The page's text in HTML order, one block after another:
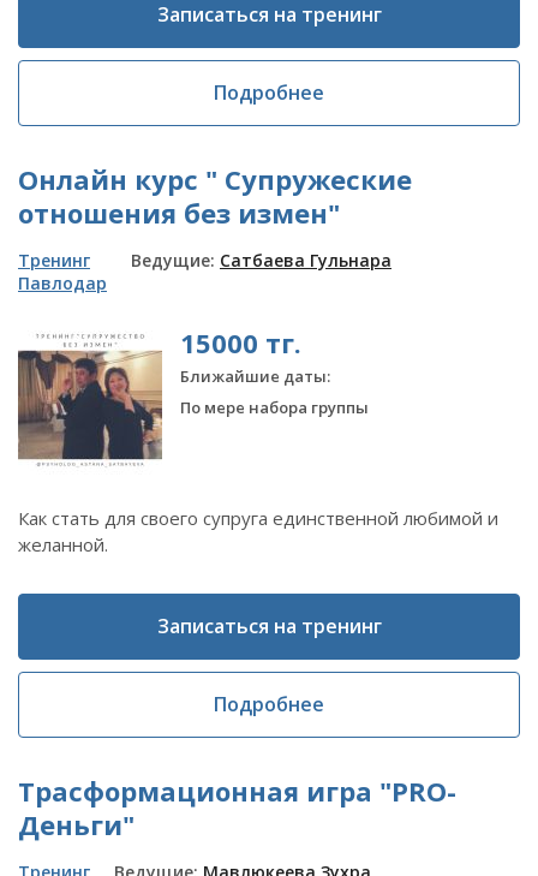
Записаться на тренинг
Подробнее
Онлайн курс " Супружеские
отношения без измен"
Тренинг
Павлодар
Ведущие: Сатбаева Гульнара
15000 тг.
Ближайшие даты:
По мере набора группы
Как стать для своего супруга единственной любимой и
желанной.
Записаться на тренинг
Подробнее
Трасформационная игра "PRO-
Деньги"